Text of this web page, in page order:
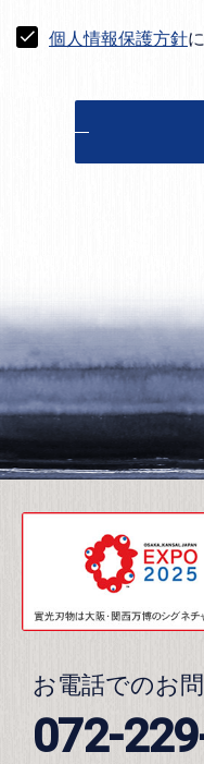
個人情報保護方針
お電話でのお
072-